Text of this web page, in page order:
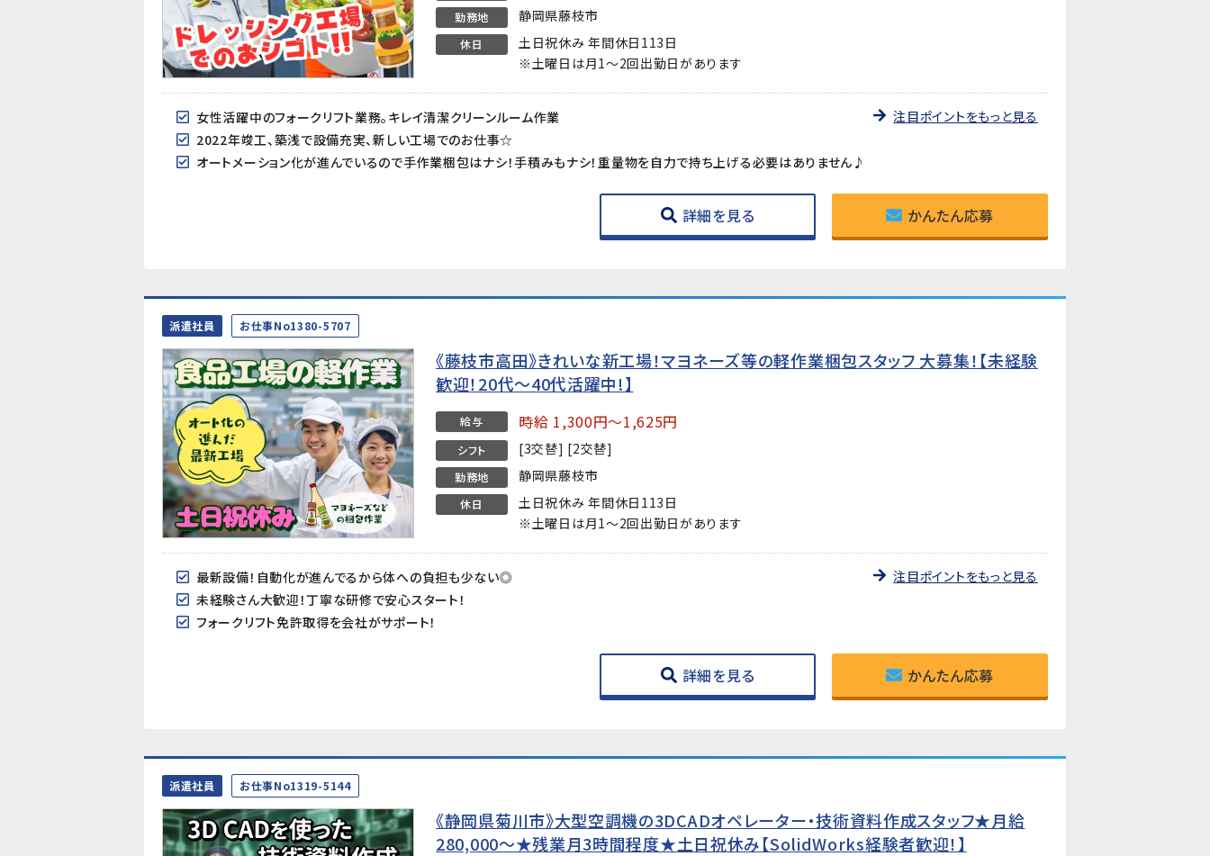
勤務地 静岡県藤枝市
休日
土日祝休み 年間休日113日
※土曜日は月1～2回出勤日があります
女性活躍中のフォークリフト業務。キレイ清潔クリーンルーム作業
2022年竣工、築浅で設備充実、新しい工場でのお仕事☆
オートメーション化が進んでいるので手作業梱包はナシ！手積みもナシ！重量物を自力で持ち上げる必要はありません♪
注目ポイントをもっと見る
詳細を見る かんたん応募
派遣社員 お仕事No1380-5707
《藤枝市高田》きれいな新工場！マヨネーズ等の軽作業梱包スタッフ 大募集！【未経験
歓迎！20代～40代活躍中!】
給与 時給 1,300円～1,625円
シフト [3交替] [2交替]
勤務地 静岡県藤枝市
休日
土日祝休み 年間休日113日
※土曜日は月1～2回出勤日があります
最新設備！自動化が進んでるから体への負担も少ない◎
未経験さん大歓迎！丁寧な研修で安心スタート！
フォークリフト免許取得を会社がサポート！
注目ポイントをもっと見る
詳細を見る かんたん応募
派遣社員 お仕事No1319-5144
《静岡県菊川市》大型空調機の3DCADオペレーター・技術資料作成スタッフ★月給
280,000〜★残業月3時間程度★土日祝休み【SolidWorks経験者歓迎！】